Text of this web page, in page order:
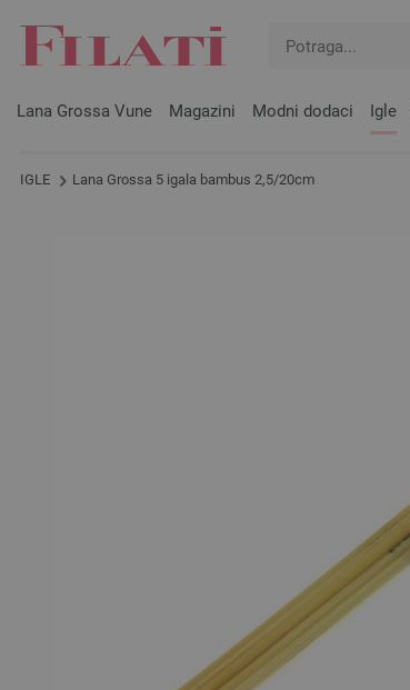
Lana Grossa Vune Magazini Modni dodaci Igle
IGLE Lana Grossa 5 igala bambus 2,5/20cm